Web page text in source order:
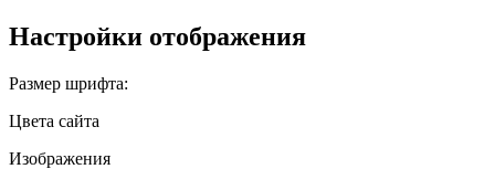
Настройки отображения
Размер шрифта:
Цвета сайта
Изображения